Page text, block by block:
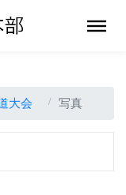
大会 写真